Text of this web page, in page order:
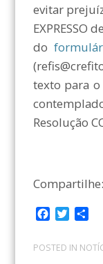
evitar
EXPRESSO
do
texto para
Resolução
Compartilhe:
F
c
e
T
i
t
C
m
p
POSTED IN